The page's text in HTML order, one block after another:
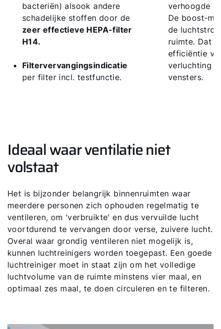
bacteriën) alsook andere
schadelijke stoffen door de
zeer effectieve HEPA-filter
H14.
Filtervervangingsindicatie
per filter incl. testfunctie.
verhoogde
De boost-
de
ruimte. Dat
efficiëntie
verluchting
vensters.
Ideaal waar ventilatie niet
volstaat
Het is bijzonder belangrijk binnenruimten waar
meerdere personen zich ophouden regelmatig te
ventileren, om 'verbruikte' en dus vervuilde lucht
voortdurend te vervangen door verse, zuivere lucht.
Overal waar grondig ventileren niet mogelijk is,
kunnen luchtreinigers worden toegepast. Een goede
luchtreiniger moet in staat zijn om het volledige
luchtvolume van de ruimte minstens vier maal, en
optimaal zes maal, te doen circuleren en te filteren.
Service App